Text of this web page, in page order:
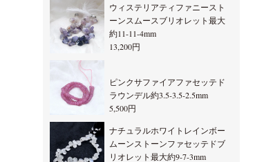
ウィステリアティファニースト
ーンスムースブリオレット最大
約11-11-4mm
13,200円
ピンクサファイアファセッテド
ラウンデル約3.5-3.5-2.5mm
5,500円
ナチュラルホワイトレインボー
ムーンストーンファセッテドブ
リオレット最大約9-7-3mm